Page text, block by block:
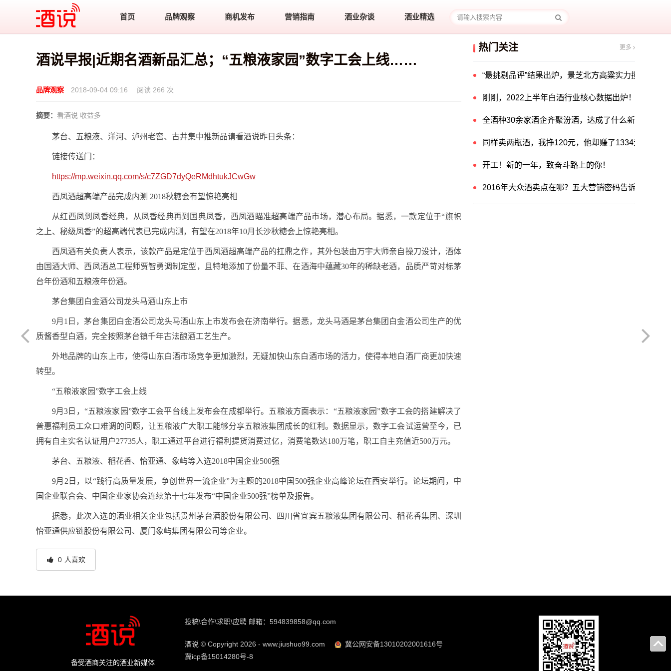
酒说
首页 品牌观察 商机发布 营销指南 酒业杂谈 酒业精选
酒说早报|近期名酒新品汇总；“五粮液家园”数字工会上线……
品牌观察 2018-09-04 09:16 阅读 266 次
摘要： 看酒说 收益多
茅台、五粮液、洋河、泸州老窖、古井集中推新品请看酒说昨日头条：
链接传送门：
https://mp.weixin.qq.com/s/c7ZGD7dyQeRMdhtukJCwGw
西凤酒超高端产品完成内测 2018秋糖会有望惊艳亮相
从红西凤到凤香经典，从凤香经典再到国典凤香，西凤酒瞄准超高端产品市场，潜心布局。据悉，一款定位于“旗帜
之上、秘级凤香”的超高端代表已完成内测，有望在2018年10月长沙秋糖会上惊艳亮相。
西凤酒有关负责人表示，该款产品是定位于西凤酒超高端产品的扛鼎之作，其外包装由万宇大师亲自操刀设计，酒体
由国酒大师、西凤酒总工程师贾智勇调制定型，且特地添加了份量不菲、在酒海中蕴藏30年的稀缺老酒，品质严苛对标茅
台年份酒和五粮液年份酒。
茅台集团白金酒公司龙头马酒山东上市
9月1日，茅台集团白金酒公司龙头马酒山东上市发布会在济南举行。据悉，龙头马酒是茅台集团白金酒公司生产的优
质酱香型白酒，完全按照茅台镇千年古法酿酒工艺生产。
外地品牌的山东上市，使得山东白酒市场竞争更加激烈，无疑加快山东白酒市场的活力，使得本地白酒厂商更加快速
转型。
“五粮液家园”数字工会上线
9月3日，“五粮液家园”数字工会平台线上发布会在成都举行。五粮液方面表示：“五粮液家园”数字工会的搭建解决了
普惠福利员工众口难调的问题，让五粮液广大职工能够分享五粮液集团成长的红利。数据显示，数字工会试运营至今，已
拥有自主实名认证用户27735人，职工通过平台进行福利提货消费过亿，消费笔数达180万笔，职工自主充值近500万元。
茅台、五粮液、稻花香、怡亚通、象屿等入选2018中国企业500强
9月2日，以“践行高质量发展，争创世界一流企业”为主题的2018中国500强企业高峰论坛在西安举行。论坛期间，中
国企业联合会、中国企业家协会连续第十七年发布“中国企业500强”榜单及报告。
据悉，此次入选的酒业相关企业包括贵州茅台酒股份有限公司、四川省宜宾五粮液集团有限公司、稻花香集团、深圳
怡亚通供应链股份有限公司、厦门象屿集团有限公司等企业。
0 人喜欢
热门关注 更多
“最挑剔品评”结果出炉，景芝北方高粱实力揽获中国
刚刚，2022上半年白酒行业核心数据出炉！
全酒种30余家酒企齐聚汾酒，达成了什么新共识？
同样卖两瓶酒，我挣120元，他却赚了1334元！他
开工！新的一年，致奋斗路上的你！
2016年大众酒卖点在哪？五大营销密码告诉你答案！
备受酒商关注的酒业新媒体
投稿\合作\求职\应聘 邮箱：594839858@qq.com
酒说 © Copyright 2026 - www.jiushuo99.com
冀公网安备13010202001616号
冀icp备15014280号-8